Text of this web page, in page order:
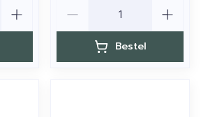
Bestel